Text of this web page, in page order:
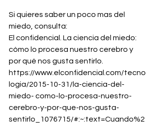
Si quieres saber un poco mas del
miedo, consulta:
El confidencial. La ciencia del miedo:
cómo lo procesa nuestro cerebro y
por qué nos gusta sentirlo.
https://www.elconfidencial.com/tecno
logia/2015-10-31/la-ciencia-del-
miedo- como-lo-procesa-nuestro-
cerebro-y-por-que-nos-gusta-
sentirlo_1076715/#:~:text=Cuando%2